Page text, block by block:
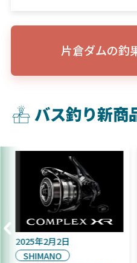
片倉ダムの釣
バス釣り新商
2025年9月16日
DAIWA